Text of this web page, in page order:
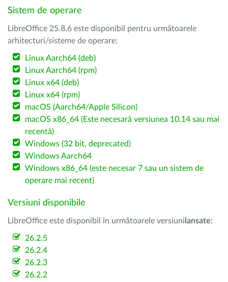
Sistem de operare
LibreOffice 25.8.6 este disponibil pentru următoarele
arhitecturi/sisteme de operare:
Linux Aarch64 (deb)
Linux Aarch64 (rpm)
Linux x64 (deb)
Linux x64 (rpm)
macOS (Aarch64/Apple Silicon)
macOS x86_64 (Este necesară versiunea 10.14 sau mai
recentă)
Windows (32 bit, deprecated)
Windows Aarch64
Windows x86_64 (este necesar 7 sau un sistem de
operare mai recent)
Versiuni disponibile
LibreOffice este disponibil în următoarele versiuni lansate:
26.2.5
26.2.4
26.2.3
26.2.2